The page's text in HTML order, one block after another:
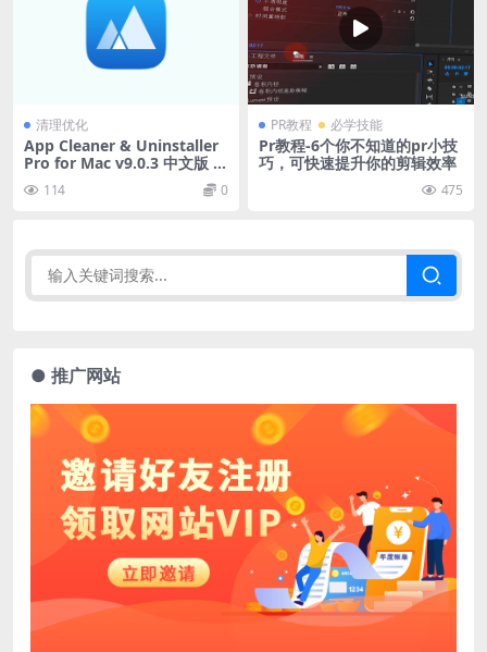
清理优化
App Cleaner & Uninstaller
Pro for Mac v9.0.3 中文版 M
114 0
PR教程 必学技能
Pr教程-6个你不知道的pr小技
巧，可快速提升你的剪辑效率
475
● 推广网站